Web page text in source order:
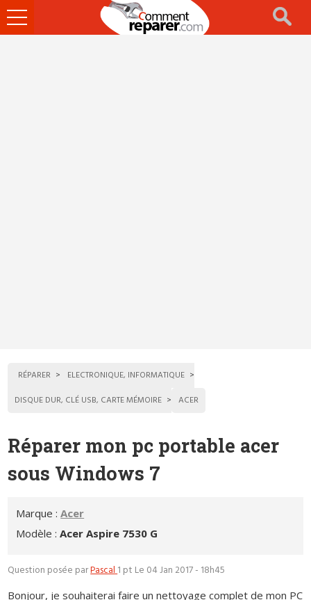
Ouvrir
le
RÉPARER
ELECTRONIQUE, INFORMATIQUE
DISQUE DUR, CLÉ USB, CARTE MÉMOIRE
ACER
Réparer mon pc portable acer
sous Windows 7
Marque :Acer
Modèle :Acer Aspire 7530 G
Question posée parPascal1 pt Le 04 Jan 2017 - 18h45
Bonjour, je souhaiterai faire un nettoyage complet de mon PC